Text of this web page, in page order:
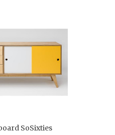
SoSixties